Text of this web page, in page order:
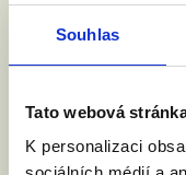
Souhlas
Tato webová
K personalizaci
Andreje